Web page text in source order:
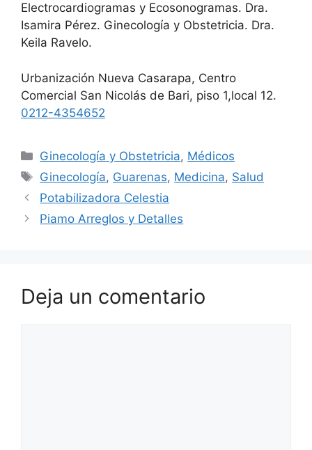
Electrocardiogramas y Ecosonogramas. Dra.
Isamira Pérez. Ginecología y Obstetricia. Dra.
Keila Ravelo.
Urbanización Nueva Casarapa, Centro
Comercial San Nicolás de Bari, piso 1,local 12.
0212-4354652
Ginecología y Obstetricia, Médicos
Ginecología, Guarenas, Medicina, Salud
Potabilizadora Celestia
Piamo Arreglos y Detalles
Deja un comentario